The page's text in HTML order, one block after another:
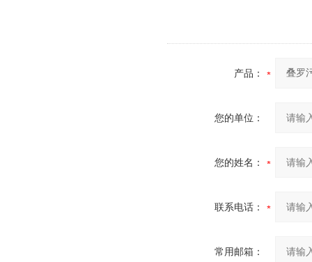
产品：
您的单位：
您的姓名：
联系电话：
常用邮箱：